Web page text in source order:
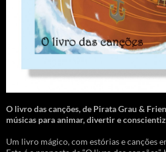
O livro das canções,de Pirata Grau &
músicas para animar, divertir e
Um livro mágico, com estórias e canções